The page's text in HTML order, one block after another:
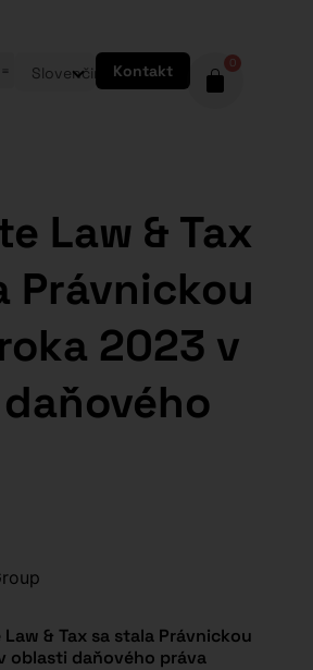
Slovenčina Kontakt 0
Law & Tax
Právnickou
2023 v
& Tax sa stala Právnickou
oblasti daňového práva